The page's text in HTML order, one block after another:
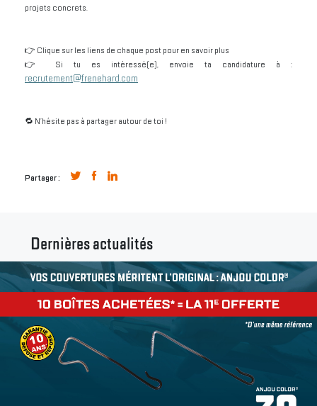
projets concrets.
👉 Clique sur les liens de chaque post pour en savoir plus
👉 Si tu es intéressé(e), envoie ta candidature à :
recrutement@frenehard.com
🔁 N’hésite pas à partager autour de toi !
Partager :
Dernières actualités